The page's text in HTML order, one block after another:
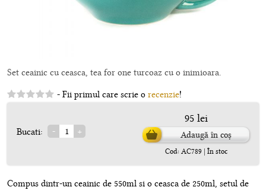
Set ceainic cu ceasca, tea for one turcoaz cu o inimioara.
- Fii primul care scrie o recenzie!
Bucati:
95 lei
Adaugă în coș
Cod: AC789 | În stoc
Compus dintr-un ceainic de 550ml si o ceasca de 250ml, setul de